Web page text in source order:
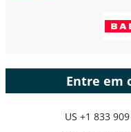
Entre em
US +1 833